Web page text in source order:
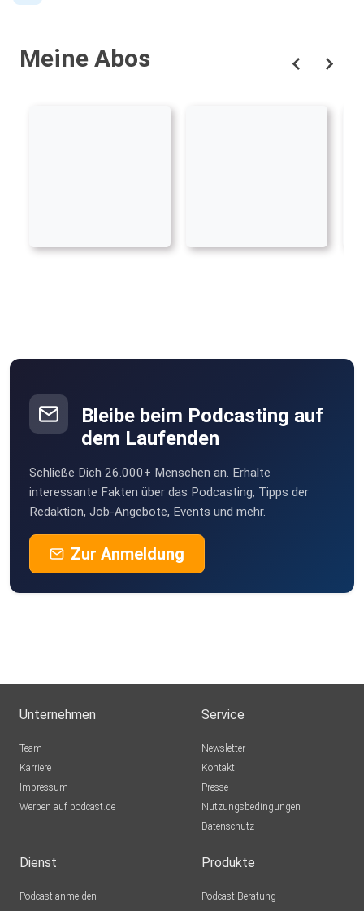
Meine Abos
Bleibe beim Podcasting auf
dem Laufenden
Schließe Dich 26.000+ Menschen an. Erhalte
interessante Fakten über das Podcasting, Tipps der
Redaktion, Job-Angebote, Events und mehr.
Zur Anmeldung
Unternehmen
Team
Karriere
Impressum
Werben auf podcast.de
Service
Newsletter
Kontakt
Presse
Nutzungsbedingungen
Datenschutz
Dienst
Podcast anmelden
Produkte
Podcast-Beratung